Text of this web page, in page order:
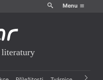
Menu